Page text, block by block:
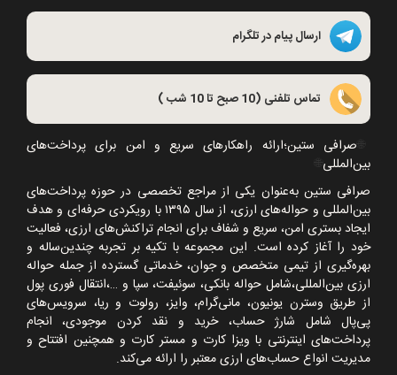
ارسال پیام در تلگرام
تماس تلفنی (10 صبح تا 10 شب )
صرافی ستین؛ارائه راهکارهای سریع و امن برای پرداخت‌های
بین‌المللی
صرافی ستین به‌عنوان یکی از مراجع تخصصی در حوزه پرداخت‌های
بین‌المللی و حواله‌های ارزی، از سال ۱۳۹۵با رویکردی حرفه‌ای و هدف
ایجاد بستری امن، سریع و شفاف برای انجام تراکنش‌های ارزی، فعالیت
خود را آغاز کرده است. این مجموعه با تکیه بر تجربه چندین‌ساله و
بهره‌گیری از تیمی متخصص و جوان، خدماتی گسترده از جمله حواله
ارزی بین‌المللی،شامل حواله بانکی، سوئیفت، سپا و …،انتقال فوری پول
از طریق وسترن یونیون، مانی‌گرام، وایز، رولوت و ریا، سرویس‌های
پی‌پال شامل شارژ حساب، خرید و نقد کردن موجودی، انجام
پرداخت‌های اینترنتی با ویزا کارت و مستر کارت و همچنین افتتاح و
مدیریت انواع حساب‌های ارزی معتبر را ارائه می‌کند.